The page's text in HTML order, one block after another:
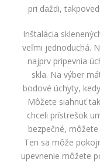
pri daždi,
Inštalácia
veľmi jednoduchá.
najprv pripevnia
skla. Na výber
bodové úchyty,
Môžete siahnuť
chceli prístrešok
bezpečné,
Ten sa môže
upevnenie môžete